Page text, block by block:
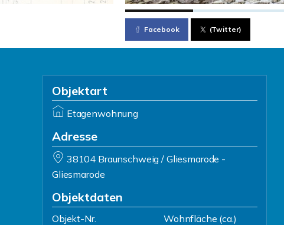
Facebook (Twitter)
Objektart
Etagenwohnung
Adresse
38104 Braunschweig / Gliesmarode -
Gliesmarode
Objektdaten
Objekt-Nr.
Wohnfläche (ca.)